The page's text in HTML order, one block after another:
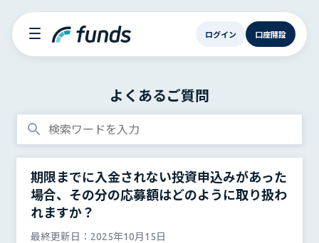
ログイン 口座開設
よくあるご質問
期限までに入金されない投資申込みがあった
場合、その分の応募額はどのように取り扱わ
れますか？
最終更新日： 2025年10月15日